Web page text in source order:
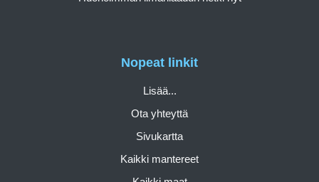
Nopeat linkit
Lisää...
Ota yhteyttä
Sivukartta
Kaikki mantereet